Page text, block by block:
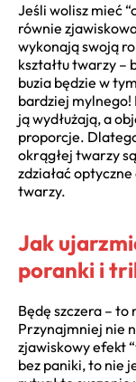
Jeśli wolisz mieć
równie
wykonają swoją
kształtu twarzy –
buzia będzie w
bardziej mylnego!
ją wydłużają, a
proporcje.
okrągłej twarzy
zdziałać
twarzy.
Jak
poranki i
Będę szczera – to
Przynajmniej nie
zjawiskowy efekt
bez paniki, to nie